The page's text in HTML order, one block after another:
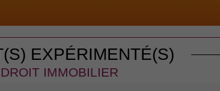
EXPÉRIMENTÉ(S)
IMMOBILIER